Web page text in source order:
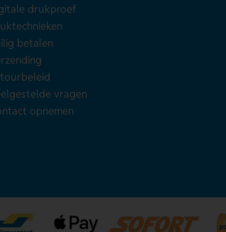
drukproef
betalen
vragen
opnemen